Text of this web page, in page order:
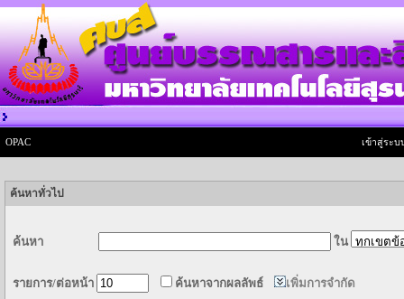
OPAC เข้าสู่ระบ
ค้นหาทั่วไป
ค้นหา ใน
รายการ/ต่อหน้า ค้นหาจากผลลัพธ์ เพิ่มการจำกัด